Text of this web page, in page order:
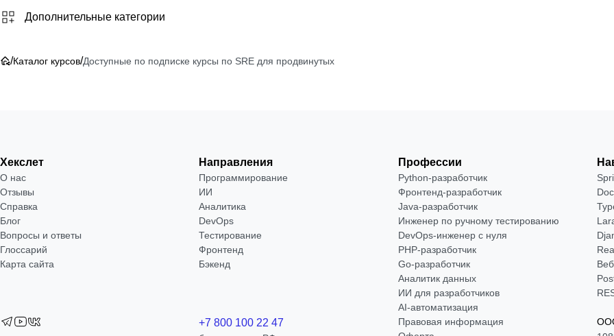
Дополнительные категории
/Каталог курсов/Доступные по подписке курсы по SRE для продвинутых
Хекслет
О нас
Отзывы
Справка
Блог
Вопросы и ответы
Глоссарий
Карта сайта
Направления
Программирование
ИИ
Аналитика
DevOps
Тестирование
Фронтенд
Бэкенд
Профессии
Python-разработчик
Фронтенд-разработчик
Java-разработчик
Инженер по ручному тестированию
DevOps-инженер с нуля
РНР-разработчик
Go-разработчик
Аналитик данных
ИИ для разработчиков
AI-автоматизация
+7 800 100 22 47
Правовая информация